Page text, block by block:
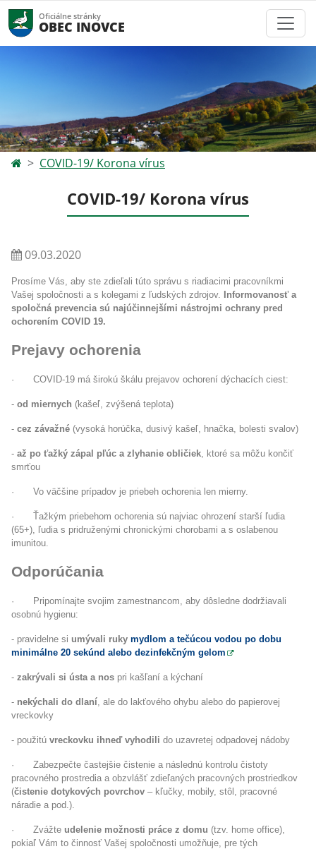
Oficiálne stránky
OBEC INOVCE
COVID-19/ Korona vírus
COVID-19/ Korona vírus
09.03.2020
Prosíme Vás, aby ste zdieľali túto správu s riadiacimi pracovníkmi
Vašej spoločnosti a s kolegami z ľudských zdrojov.
Informovanosť a
spoločná prevencia sú najúčinnejšími nástrojmi ochrany pred
ochorením COVID 19.
Prejavy ochorenia
· COVID-19 má širokú škálu prejavov ochorení dýchacích ciest:
- od miernych (kašeľ, zvýšená teplota)
- cez závažné (vysoká horúčka, dusivý kašeľ, hnačka, bolesti svalov)
- až po ťažký zápal pľúc a zlyhanie obličiek, ktoré sa môžu končiť
smrťou
· Vo väčšine prípadov je priebeh ochorenia len mierny.
·
Ťažkým priebehom ochorenia sú najviac ohrození starší ľudia
(65+), ľudia s pridruženými chronickými chorobami a s oslabenou
imunitou.
Odporúčania
·
Pripomínajte svojim zamestnancom, aby dôsledne dodržiavali
osobnú hygienu:
- pravidelne si umývali ruky mydlom a tečúcou vodou po dobu
minimálne 20 sekúnd alebo dezinfekčným gelom
- zakrývali si ústa a nos pri kašľaní a kýchaní
- nekýchali do dlaní, ale do lakťového ohybu alebo do papierovej
vreckovky
- použitú vreckovku ihneď vyhodili do uzavretej odpadovej nádoby
·
Zabezpečte častejšie čistenie a následnú kontrolu čistoty
pracovného prostredia a obzvlášť zdieľaných pracovných prostriedkov
(čistenie dotykových povrchov – kľučky, mobily, stôl, pracovné
náradie a pod.).
· Zvážte udelenie možnosti práce z domu (tzv. home office),
pokiaľ Vám to činnosť Vašej spoločnosti umožňuje, pre tých